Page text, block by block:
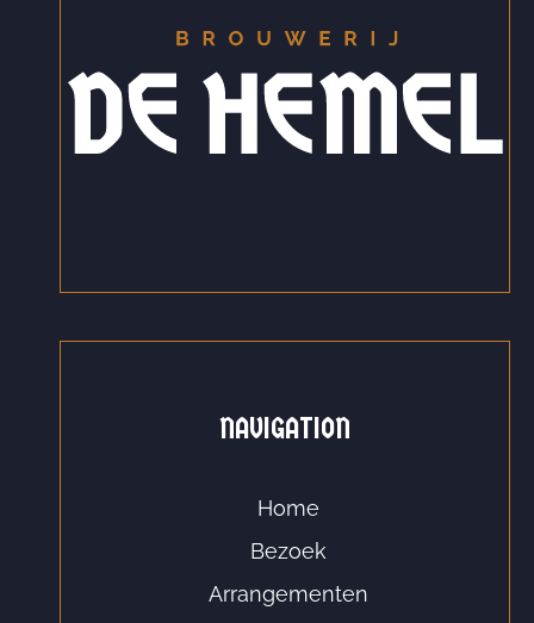
NAVIGATION
Home
Bezoek
Arrangementen